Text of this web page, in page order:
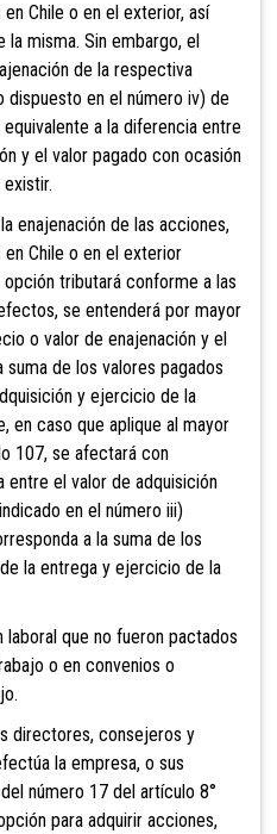
Chile o en el exterior, así
misma. Sin embargo, el
de la respectiva
en el número iv) de
a la diferencia entre
y el valor pagado con ocasión
enajenación de las acciones,
Chile o en el exterior
tributará conforme a las
se entenderá por mayor
o valor de enajenación y el
de los valores pagados
y ejercicio de la
en caso que aplique al mayor
107, se afectará con
entre el valor de adquisición
en el número iii)
a la suma de los
la entrega y ejercicio de la
que no fueron pactados
o en convenios o
directores, consejeros y
la empresa, o sus
número 17 del artículo 8°
para adquirir acciones,